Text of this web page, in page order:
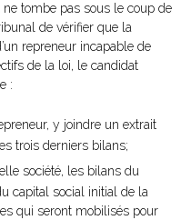
tombe pas sous le coup de
de vérifier que la
repreneur incapable de
de la loi, le candidat
:
y joindre un extrait
trois derniers bilans;
société, les bilans du
capital social initial de la
qui seront mobilisés pour